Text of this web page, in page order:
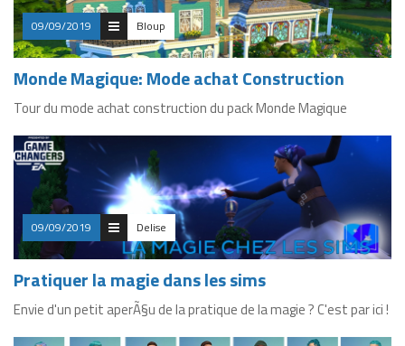
09/09/2019 Bloup
Monde Magique: Mode achat Construction
Tour du mode achat construction du pack Monde Magique
09/09/2019 Delise
Pratiquer la magie dans les sims
Envie d'un petit aperÃ§u de la pratique de la magie ? C'est par ici !